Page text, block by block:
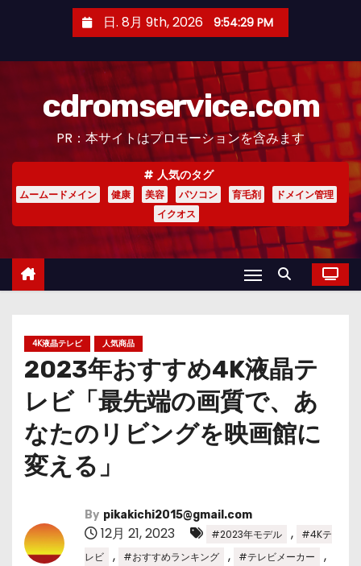
日. 8月 9th, 2026 9:54:31 PM
cdromservice.com
PR：本サイトはプロモーションを含みます
人気のタグ
ムームードメイン 健康 美容 パソコン 育毛剤
ドメイン管理
イクオス
4K液晶テレビ 人気商品
2023年おすすめ4K液晶テ
レビ「最先端の画質で、あ
なたのリビングを映画館に
変える」
By pikakichi2015@gmail.com
12月 21, 2023 #2023年モデル ,
#4Kテ
レビ
, #おすすめランキング , #テレビメーカー ,